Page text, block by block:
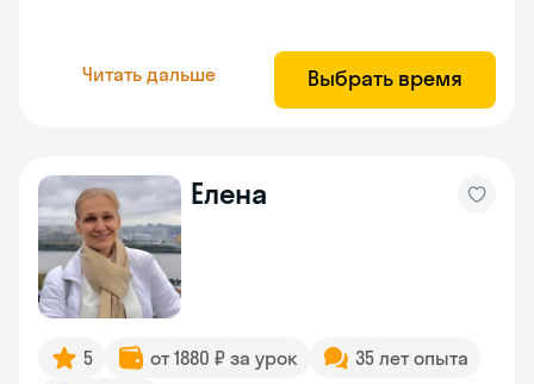
Читать дальше Выбрать время
Елена
5 от 1880 ₽ за урок
35 лет опыта